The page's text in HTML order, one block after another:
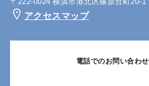
アクセスマップ
電話でのお問い合わせ